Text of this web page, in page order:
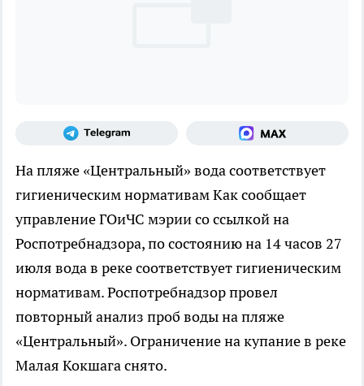
На пляже «Центральный» вода соответствует
гигиеническим нормативамКак сообщает
управление ГОиЧС мэрии со ссылкой на
Роспотребнадзора, по состоянию на 14 часов 27
июля вода в реке соответствует гигиеническим
нормативам. Роспотребнадзор провел
повторный анализ проб воды на пляже
«Центральный». Ограничение на купание в реке
Малая Кокшага снято.